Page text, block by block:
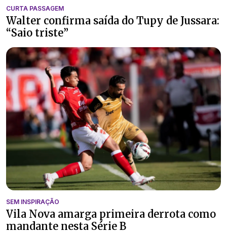
CURTA PASSAGEM
Walter confirma saída do Tupy de Jussara:
“Saio triste”
SEM INSPIRAÇÃO
Vila Nova amarga primeira derrota como
mandante nesta Série B